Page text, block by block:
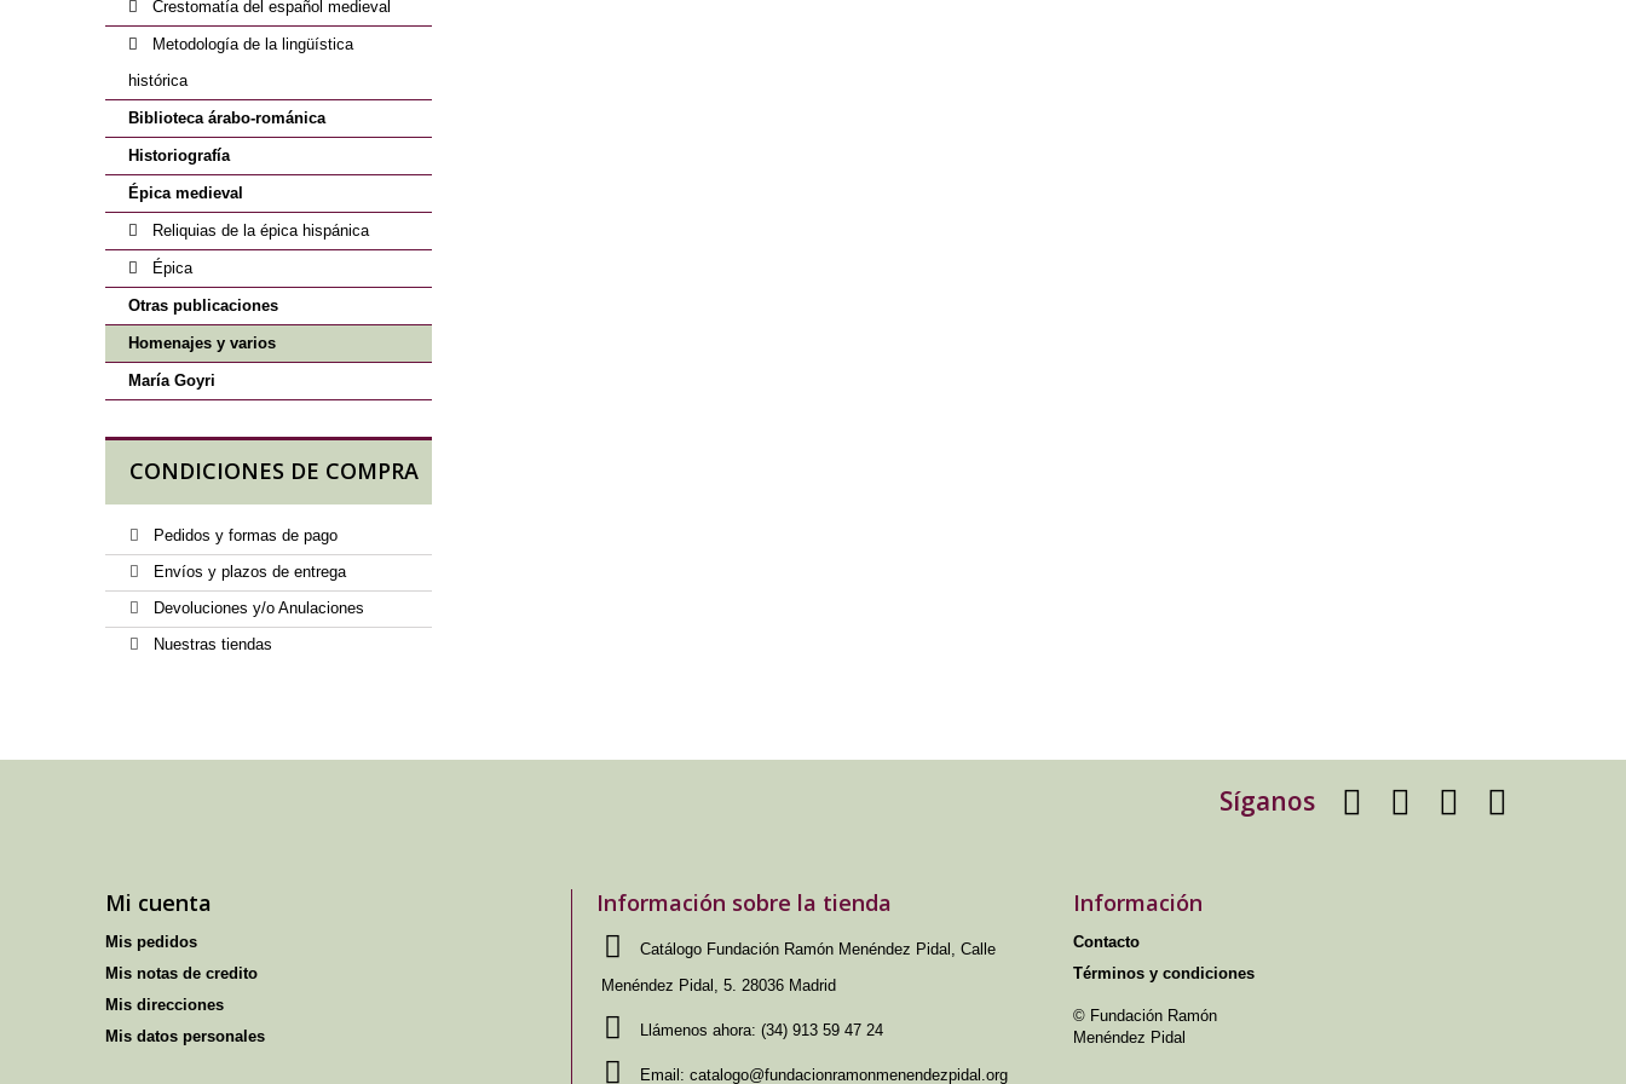
Crestomatía del español medieval
Metodología de la lingüística
histórica
Biblioteca árabo-románica
Historiografía
Épica medieval
Reliquias de la épica hispánica
Épica
Otras publicaciones
Homenajes y varios
María Goyri
CONDICIONES DE COMPRA
Pedidos y formas de pago
Envíos y plazos de entrega
Devoluciones y/o Anulaciones
Nuestras tiendas
Síganos
Mi cuenta
Mis pedidos
Mis notas de credito
Mis direcciones
Mis datos personales
Información sobre la tienda
Catálogo Fundación Ramón Menéndez Pidal, Calle
Menéndez Pidal, 5. 28036 Madrid
Llámenos ahora: (34) 913 59 47 24
Email: catalogo@fundacionramonmenendezpidal.org
Información
Contacto
Términos y condiciones
© Fundación Ramón
Menéndez Pidal